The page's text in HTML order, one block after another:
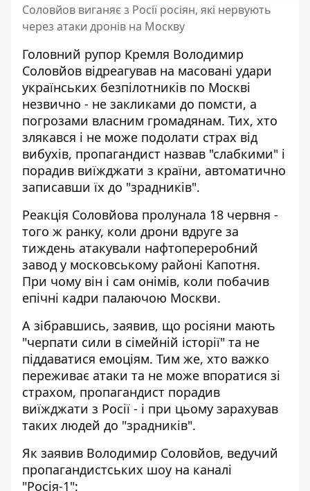
Соловйов виганяє з Росії росіян, які нервують
через атаки дронів на Москву
Головний рупор Кремля Володимир
Соловйов відреагував на масовані удари
українських безпілотників по Москві
незвично - не закликами до помсти, а
погрозами власним громадянам. Тих, хто
злякався і не може подолати страх від
вибухів, пропагандист назвав "слабкими" і
порадив виїжджати з країни, автоматично
записавши їх до "зрадників".
Реакція Соловйова пролунала 18 червня -
того ж ранку, коли дрони вдруге за
тиждень атакували нафтопереробний
завод у московському районі Капотня.
При чому він і сам онімів, коли побачив
епічні кадри палаючою Москви.
А зібравшись, заявив, що росіяни мають
"черпати сили в сімейній історії" та не
піддаватися емоціям. Тим же, хто важко
переживає атаки та не може впоратися зі
страхом, пропагандист порадив
виїжджати з Росії - і при цьому зарахував
таких людей до "зрадників".
Як заявив Володимир Соловйов, ведучий
пропагандистських шоу на каналі
"Росія-1":